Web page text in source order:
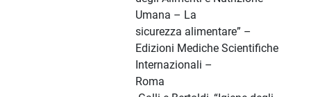
Umana – La
sicurezza alimentare” –
Edizioni Mediche Scientifiche
Internazionali –
Roma